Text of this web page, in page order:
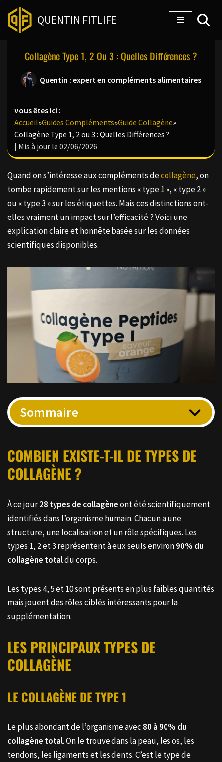
Aller
contenu
QUENTIN FITLIFE
Collagène Type 1, 2 Ou 3 : Quelles Différences ?
Quentin : expert en compléments alimentaires
Vous êtes ici :
Accueil»Guides Compléments»Guide Collagène»
Collagène Type 1, 2 ou 3 : Quelles Différences ?
| Mis à jour le 02/06/2026
Quand on s’intéresse aux compléments decollagène, on
tombe rapidement sur les mentions « type 1 », « type 2 »
ou « type 3 » sur les étiquettes. Mais ces distinctions ont-
elles vraiment un impact sur l’efficacité ? Voici une
explication claire et honnête basée sur les données
scientifiques disponibles.
Sommaire
COMBIEN EXISTE-T-IL DE TYPES DE
COLLAGÈNE ?
À ce jour28 types de collagèneont été scientifiquement
identifiés dans l’organisme humain. Chacun a une
structure, une localisation et un rôle spécifiques. Les
types 1, 2 et 3 représentent à eux seuls environ90% du
collagène totaldu corps.
Les types 4, 5 et 10 sont présents en plus faibles quantités
mais jouent des rôles ciblés intéressants pour la
supplémentation.
LES PRINCIPAUX TYPES DE
COLLAGÈNE
LE COLLAGÈNE DE TYPE 1
Le plus abondant de l’organisme avec 80 à 90% du
collagène total. On le trouve dans la peau, les os, les
tendons, les ligaments et les dents. C’est le type de